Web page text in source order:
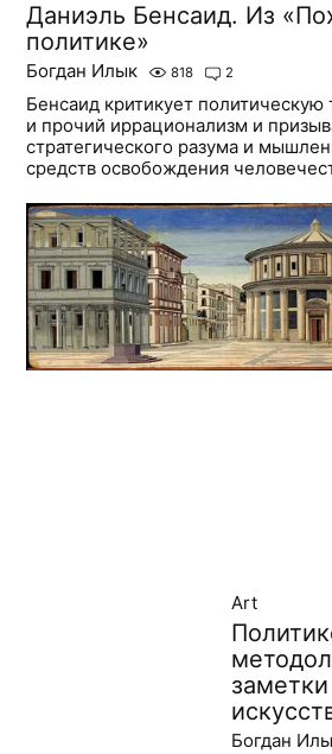
Даниэль Бенсаид. Из
политике»
Богдан Илык 818 2
Бенсаид критикует
и прочий иррационализм и
стратегического разума и
средств освобождения
Art
Богдан